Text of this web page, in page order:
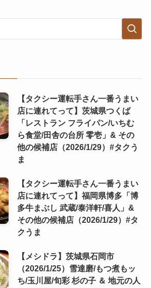
【タクシー運転手さん一番うまい
店に連れてって】茨城県つくば
「レストラン フライパン/いちむ
ら食堂/田舎の台所 零壱」& その
他の候補店（2026/1/29）#タクう
ま
【タクシー運転手さん一番うまい
店に連れてって】福岡県博多「博
多牛まぶし 武蔵/泰洋軒/喜人」&
その他の候補店（2026/1/29）#タ
クうま
【メシドラ】茨城県石岡市
（2026/1/25）雪達磨/もつ煮もッ
ち/玉川屋/旬彩 杉の子 ＆ 地元の人